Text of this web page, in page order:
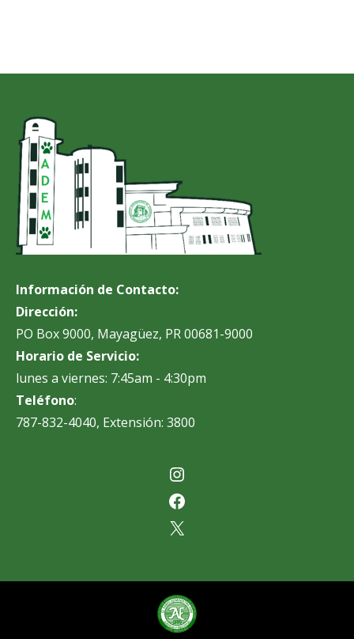
Información de Contacto:
Dirección:
PO Box 9000, Mayagüez, PR 00681-9000
Horario de Servicio:
lunes a viernes: 7:45am - 4:30pm
Teléfono:
787-832-4040, Extensión: 3800
Instagram
Facebook
X